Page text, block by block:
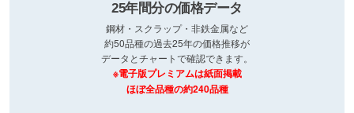
25年間分の価格データ
鋼材・スクラップ・非鉄金属など
約50品種の過去25年の価格推移が
データとチャートで確認できます。
※電子版プレミアムは紙面掲載
ほぼ全品種の約240品種